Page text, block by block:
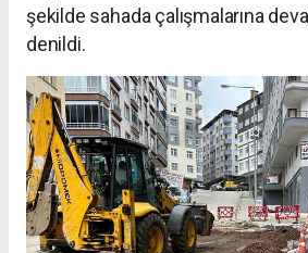
şekilde sahada çalışmalarına
denildi.